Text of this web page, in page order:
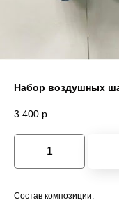
Набор воздушных
3 400 р.
Состав композиции: